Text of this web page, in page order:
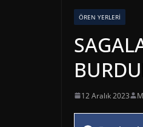
ÖREN YERLERI
12 Aralık 2023